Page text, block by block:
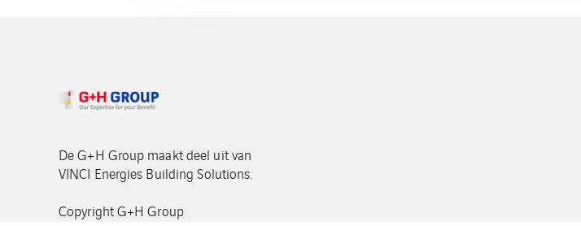
De G+H Group maakt deel uit van
VINCI Energies Building Solutions.
Copyright G+H Group